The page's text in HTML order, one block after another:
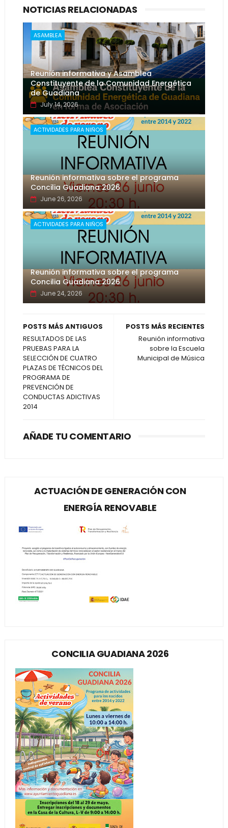
NOTICIAS RELACIONADAS
ASAMBLEA
Reunión informativa y Asamblea
Constituyente de la Comunidad Energética
de Guadiana
July 14, 2026
ACTIVIDADES PARA NIÑOS
Reunión informativa sobre el programa
Concilia Guadiana 2026
June 26, 2026
ACTIVIDADES PARA NIÑOS
Reunión informativa sobre el programa
Concilia Guadiana 2026
June 24, 2026
POSTS MÁS RECIENTES
Reunión informativa
sobre la Escuela
Municipal de Música
POSTS MÁS ANTIGUOS
RESULTADOS DE LAS
PRUEBAS PARA LA
SELECCIÓN DE CUATRO
PLAZAS DE TÉCNICOS DEL
PROGRAMA DE
PREVENCIÓN DE
CONDUCTAS ADICTIVAS
2014
AÑADE TU COMENTARIO
ACTUACIÓN DE GENERACIÓN CON
ENERGÍA RENOVABLE
CONCILIA GUADIANA 2026